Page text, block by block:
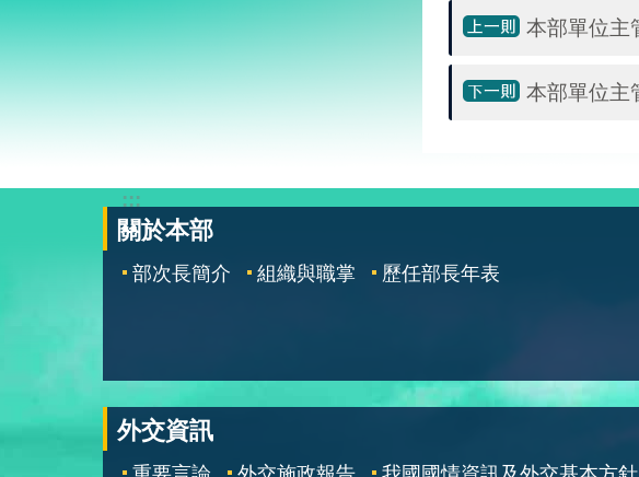
本部單位主
本部單位主
:::
關於本部
部次長簡介 組織與職掌 歷任部長年表
外交資訊